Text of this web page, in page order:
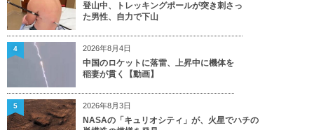
登山中、トレッキングポールが突き刺さっ
た男性、自力で下山
2026年8月4日
中国のロケットに落雷、上昇中に機体を
稲妻が貫く【動画】
4
2026年8月3日
NASAの「キュリオシティ」が、火星でハチの
5